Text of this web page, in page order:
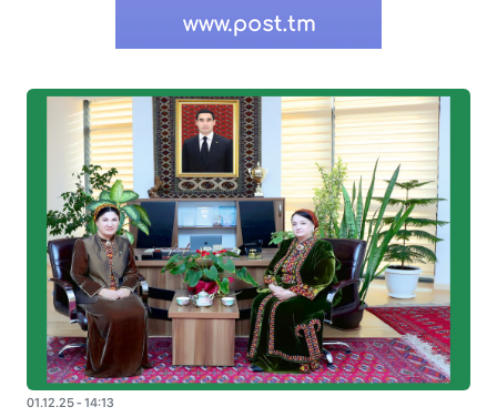
01.12.25 - 14:13